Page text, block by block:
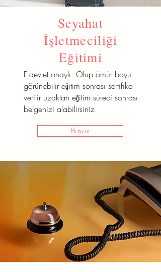
Seyahat
İşletmeciliği
Eğitimi
E-devlet onaylı Olup ömür boyu
görünebilir eğitim sonrası sertifika
verilir uzaktan eğitim süreci sonrası
belgenizi alabilirsiniz
Başvur